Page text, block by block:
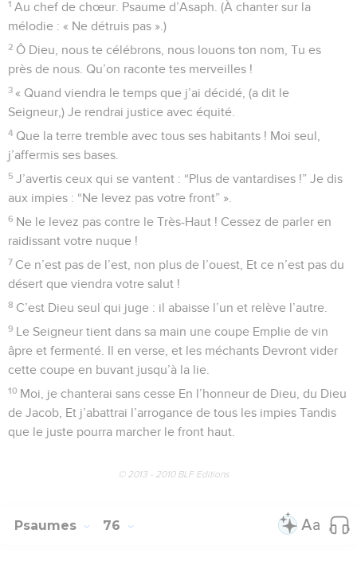
1 Au chef de chœur. Psaume d’Asaph. (À chanter sur la
mélodie : « Ne détruis pas ».)
2 Ô Dieu, nous te célébrons, nous louons ton nom, Tu es
près de nous. Qu’on raconte tes merveilles !
3 « Quand viendra le temps que j’ai décidé, (a dit le
Seigneur,) Je rendrai justice avec équité.
4 Que la terre tremble avec tous ses habitants ! Moi seul,
j’affermis ses bases.
5 J’avertis ceux qui se vantent : “Plus de vantardises !” Je dis
aux impies : “Ne levez pas votre front” ».
6 Ne le levez pas contre le Très-Haut ! Cessez de parler en
raidissant votre nuque !
7 Ce n’est pas de l’est, non plus de l’ouest, Et ce n’est pas du
désert que viendra votre salut !
8 C’est Dieu seul qui juge : il abaisse l’un et relève l’autre.
9 Le Seigneur tient dans sa main une coupe Emplie de vin
âpre et fermenté. Il en verse, et les méchants Devront vider
cette coupe en buvant jusqu’à la lie.
10 Moi, je chanterai sans cesse En l’honneur de Dieu, du Dieu
de Jacob, Et j’abattrai l’arrogance de tous les impies Tandis
que le juste pourra marcher le front haut.
© 2013 - 2010 BLF Editions
Psaumes 76